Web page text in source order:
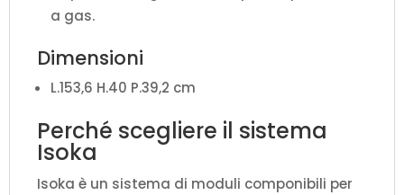
a gas.
Dimensioni
L.153,6 H.40 P.39,2 cm
Perché scegliere il sistema
Isoka
Isoka è un sistema di moduli componibili per